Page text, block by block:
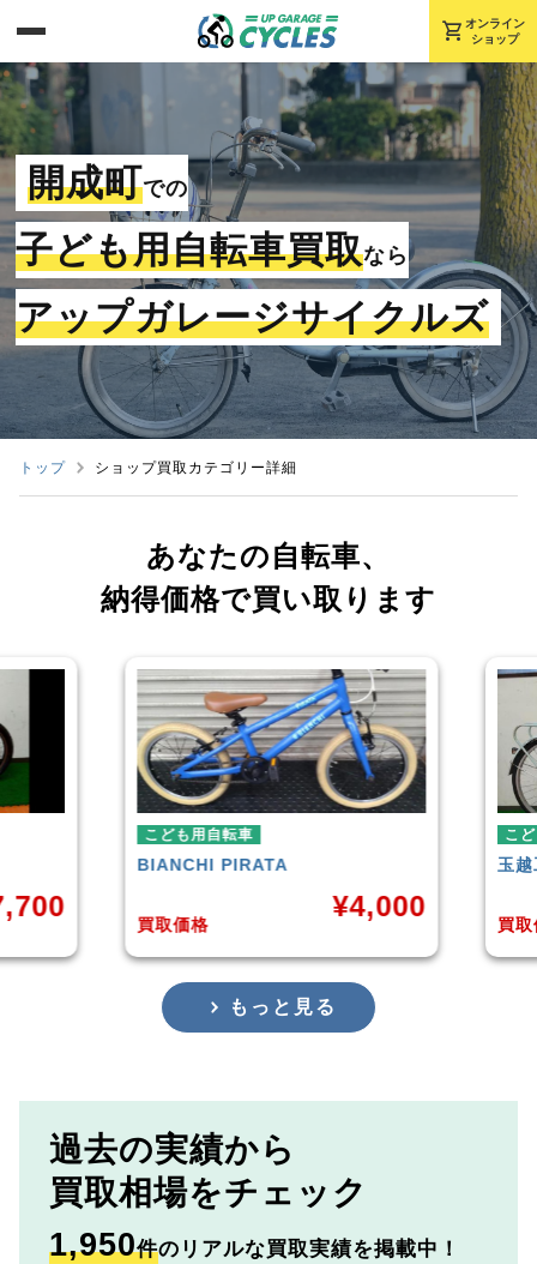
shopping_cart オンライン
ショップ
開成町での
子ども用自転車買取なら
アップガレージサイクルズ
トップ ショップ買取カテゴリー詳細
あなたの自転車、
納得価格で買い取ります
玉越工業 MAHALO JUNIOR
もっと見る
過去の実績から
買取相場をチェック
1,950件のリアルな買取実績を掲載中！